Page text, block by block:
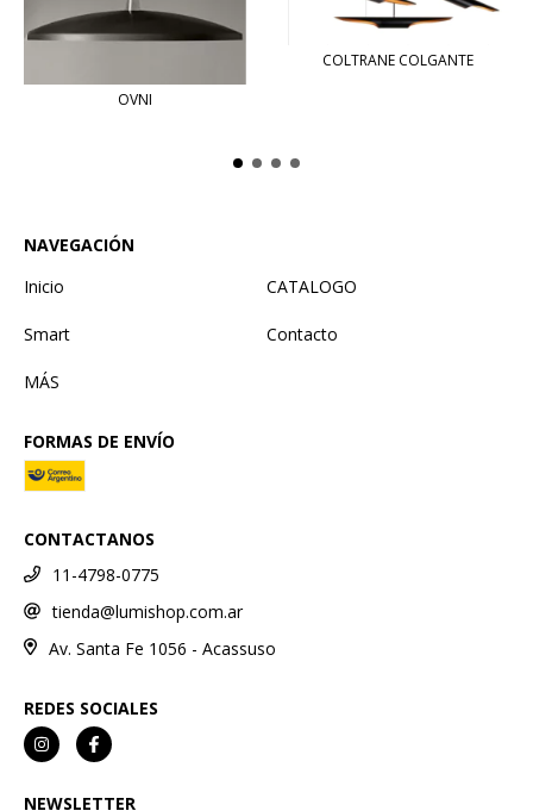
OVNI
COLTRANE COLGANTE
NAVEGACIÓN
Inicio
CATALOGO
Smart Contacto
MÁS
FORMAS DE ENVÍO
CONTACTANOS
11-4798-0775
tienda@lumishop.com.ar
Av. Santa Fe 1056 - Acassuso
REDES SOCIALES
NEWSLETTER